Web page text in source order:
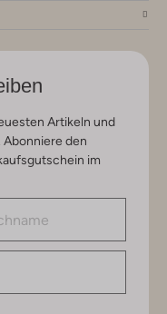
Artikeln und
den
im